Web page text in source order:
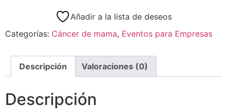
Añadir a la lista de deseos
Categorías: Cáncer de mama, Eventos para Empresas
Descripción Valoraciones (0)
Descripción